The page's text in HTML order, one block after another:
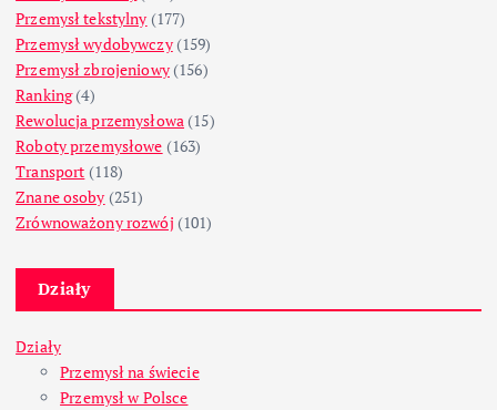
Przemysł tekstylny (177)
Przemysł wydobywczy(159)
Przemysł zbrojeniowy(156)
Ranking(4)
Rewolucja przemysłowa (15)
Roboty przemysłowe (163)
Transport (118)
Znane osoby (251)
Zrównoważony rozwój (101)
Działy
Działy
Przemysł na świecie
Przemysł w Polsce